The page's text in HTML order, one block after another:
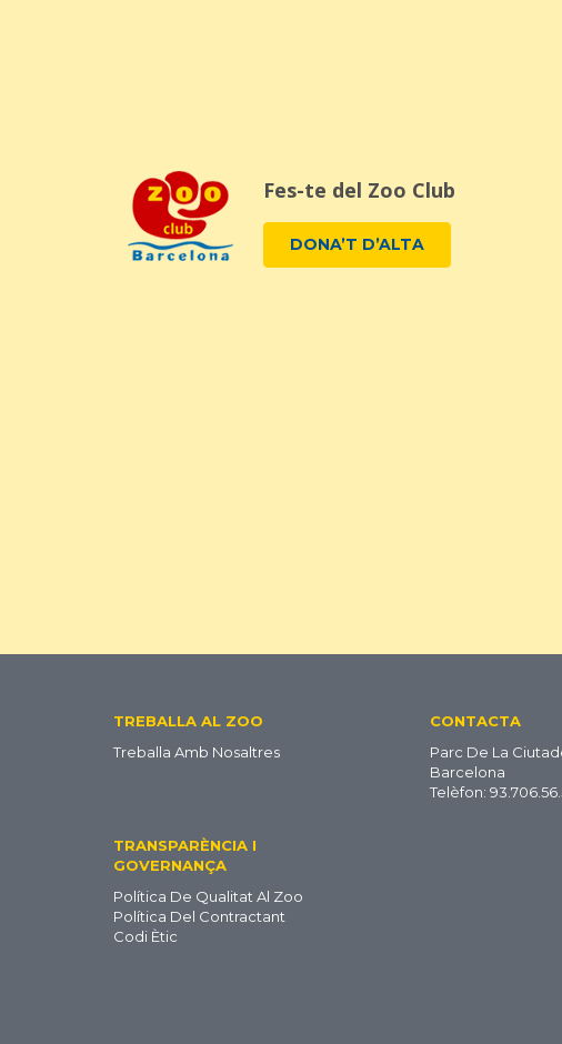
Fes-te del Zoo Club
DONA’T D’ALTA
Footer
CA
TREBALLA AL ZOO
Treballa Amb Nosaltres
TRANSPARÈNCIA I
GOVERNANÇA
Política De Qualitat Al Zoo
Política Del Contractant
Codi Ètic
CONTACTA
Parc De La
Barcelona
Telèfon: